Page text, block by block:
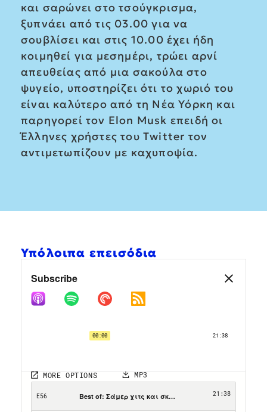
και σαρώνει στο τσούγκρισμα,
ξυπνάει από τις 03.00 για να
σουβλίσει και στις 10.00 έχει ήδη
κοιμηθεί για μεσημέρι, τρώει αρνί
απευθείας από μια σακούλα στο
ψυγείο, υποστηρίζει ότι το χωριό του
είναι καλύτερο από τη Νέα Υόρκη και
παρηγορεί τον Elon Musk επειδή οι
Έλληνες χρήστες του Twitter τον
αντιμετωπίζουν με καχυποψία.
Υπόλοιπα επεισόδια